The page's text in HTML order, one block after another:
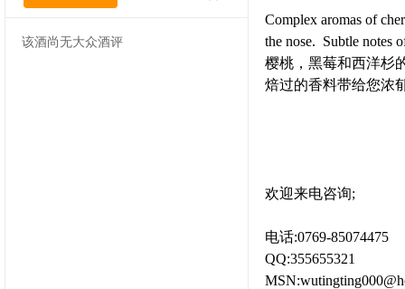
该酒尚无大众酒评
Complex aromas of
the nose. Subtle notes
樱桃，黑莓和西洋杉
焙过的香料带给您浓
欢迎来电咨询;
电话:0769-85074475
QQ:355655321